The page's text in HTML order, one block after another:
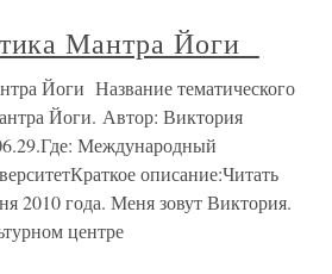
Мантра Йоги
Йоги Название тематического
Йоги. Автор: Виктория
Международный
описание:Читать
2010 года. Меня зовут Виктория.
центре